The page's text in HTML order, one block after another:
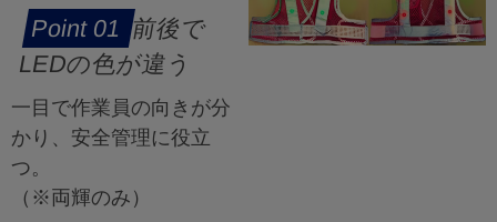
前後で
LEDの色が違う
一目で作業員の向きが分
かり、安全管理に役立
つ。
（※両輝のみ）